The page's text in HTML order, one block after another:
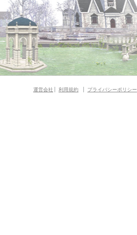
運営会社 利用規約 プライバシーポリシー